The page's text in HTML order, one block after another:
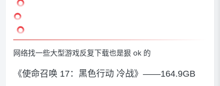
网络找一些大型游戏反复下载也是狠 ok 的
《使命召唤 17：黑色行动 冷战》——164.9GB